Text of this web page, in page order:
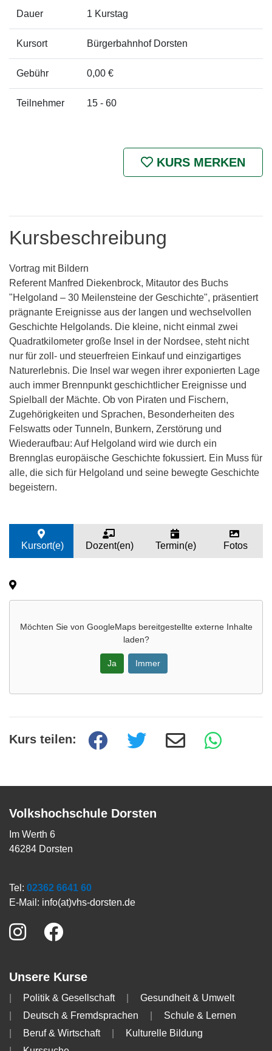
Dauer 1 Kurstag
Kursort Bürgerbahnhof Dorsten
Gebühr 0,00 €
Teilnehmer 15 - 60
KURS MERKEN
Kursbeschreibung
Vortrag mit Bildern
Referent Manfred Diekenbrock, Mitautor des Buchs
"Helgoland – 30 Meilensteine der Geschichte", präsentiert
prägnante Ereignisse aus der langen und wechselvollen
Geschichte Helgolands. Die kleine, nicht einmal zwei
Quadratkilometer große Insel in der Nordsee, steht nicht
nur für zoll- und steuerfreien Einkauf und einzigartiges
Naturerlebnis. Die Insel war wegen ihrer exponierten Lage
auch immer Brennpunkt geschichtlicher Ereignisse und
Spielball der Mächte. Ob von Piraten und Fischern,
Zugehörigkeiten und Sprachen, Besonderheiten des
Felswatts oder Tunneln, Bunkern, Zerstörung und
Wiederaufbau: Auf Helgoland wird wie durch ein
Brennglas europäische Geschichte fokussiert. Ein Muss für
alle, die sich für Helgoland und seine bewegte Geschichte
begeistern.
Kursort(e) Dozent(en) Termin(e) Fotos
Möchten Sie von GoogleMapsbereitgestellte externe Inhalte
laden?
Ja Immer
Kurs teilen:
Volkshochschule Dorsten
Im Werth 6
46284 Dorsten
Tel: 02362 6641 60
E-Mail: info(at)vhs-dorsten.de
Unsere Kurse
Politik & Gesellschaft
Gesundheit & Umwelt
Deutsch & Fremdsprachen
Schule & Lernen
Beruf & Wirtschaft
Kulturelle Bildung